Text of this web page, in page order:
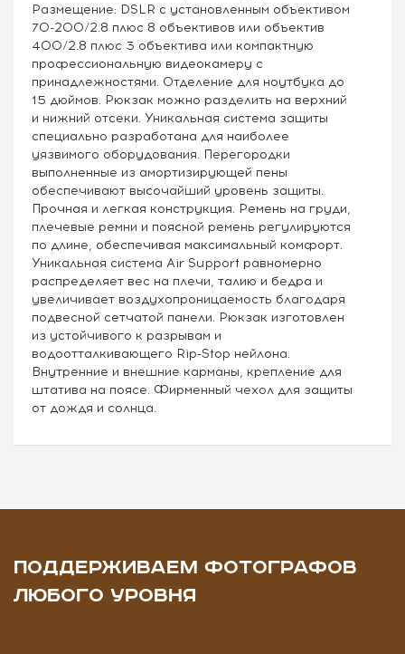
Размещение: DSLR с установленным объективом
70-200/2.8 плюс 8 объективов или объектив
400/2.8 плюс 3 объектива или компактную
профессиональную видеокамеру с
принадлежностями. Отделение для ноутбука до
15 дюймов. Рюкзак можно разделить на верхний
и нижний отсеки. Уникальная система защиты
специально разработана для наиболее
уязвимого оборудования. Перегородки
выполненные из амортизирующей пены
обеспечивают высочайший уровень защиты.
Прочная и легкая конструкция. Ремень на груди,
плечевые ремни и поясной ремень регулируются
по длине, обеспечивая максимальный комфорт.
Уникальная система Air Support равномерно
распределяет вес на плечи, талию и бедра и
увеличивает воздухопроницаемость благодаря
подвесной сетчатой панели. Рюкзак изготовлен
из устойчивого к разрывам и
водоотталкивающего Rip-Stop нейлона.
Внутренние и внешние карманы, крепление для
штатива на поясе. Фирменный чехол для защиты
от дождя и солнца.
ПОДДЕРЖИВАЕМ ФОТОГРАФОВ
ЛЮБОГО УРОВНЯ